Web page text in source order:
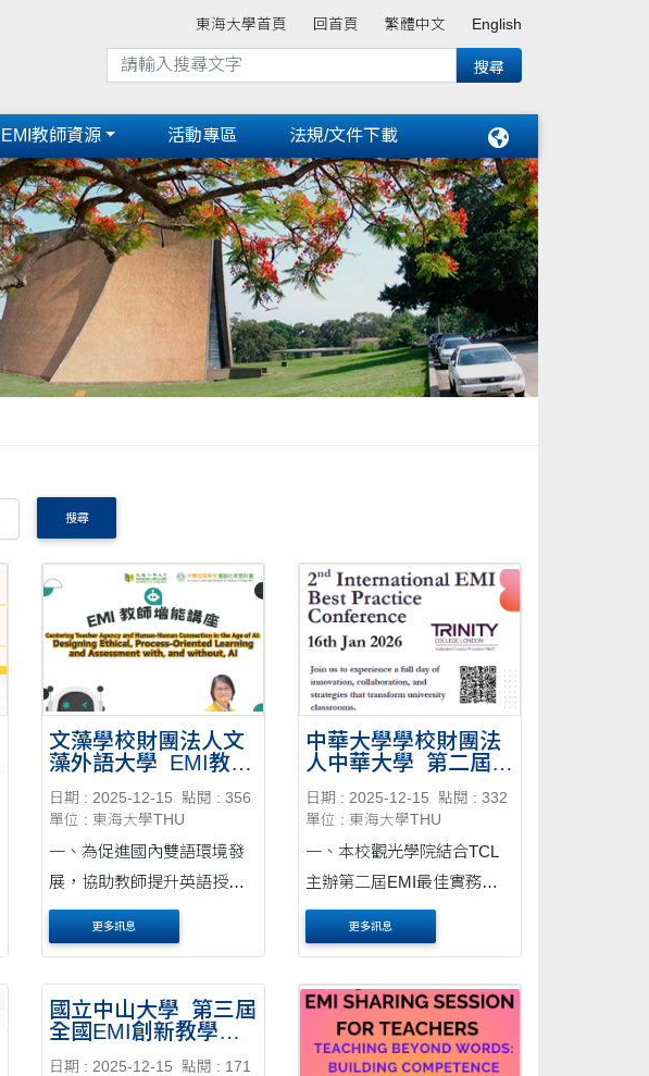
東海大學首頁 回首頁 繁體中文 English
EMI教師資源 活動專區 法規/文件下載
搜尋
文藻學校財團法人文
藻外語大學_EMI教師
日期 : 2025-12-15
點閱 : 356
單位 : 東海大學THU
一、為促進國內雙語環境發
展，協助教師提升英語授課
品質與 知識應用，促進EMI
教學成效，本校雙語教育辦
Angel Lin教授進行EMI教師
增能講座。 二、講座資訊如
下： (一)場次一 １、主....
更多訊息
中華大學學校財團法
人中華大學_第二屆
日期 : 2025-12-15
點閱 : 332
單位 : 東海大學THU
一、本校觀光學院結合TCL
主辦第二屆EMI最佳實務互
動教學研討會（2nd Annual
EMI Best Practice
Conference），提升各大專
校院及高中職校教師英語授
課（EMI）之教學效能，海
更多訊息
國立中山大學_第三屆
全國EMI創新教學課
日期 : 2025-12-15
點閱 : 171